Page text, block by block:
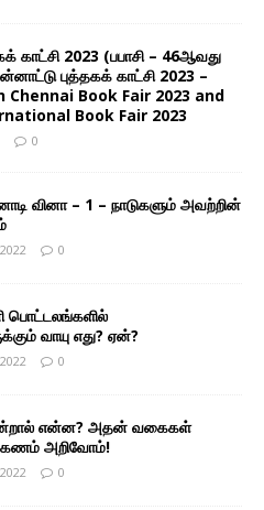
காட்சி 2023 (பபாசி – 46ஆவது
புத்தகக் காட்சி 2023 –
Chennai Book Fair 2023 and
Book Fair 2023
0
வினா – 1 – நாடுகளும் அவற்றின்
0
பொட்டலங்களில்
வாயு எது? ஏன்?
0
என்ன? அதன் வகைகள்
அறிவோம்!
0